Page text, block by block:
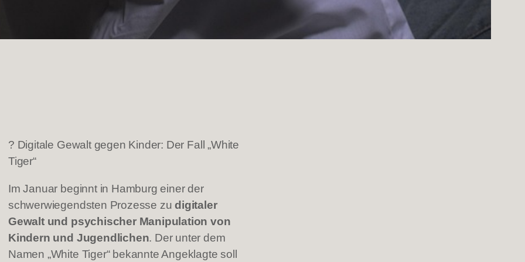
? Digitale Gewalt gegen Kinder: Der Fall „White
Tiger“
Im Januar beginnt in Hamburg einer der
schwerwiegendsten Prozesse zudigitaler
Gewalt und psychischer Manipulation von
Kindern und Jugendlichen. Der unter dem
Namen „White Tiger“ bekannte Angeklagte soll